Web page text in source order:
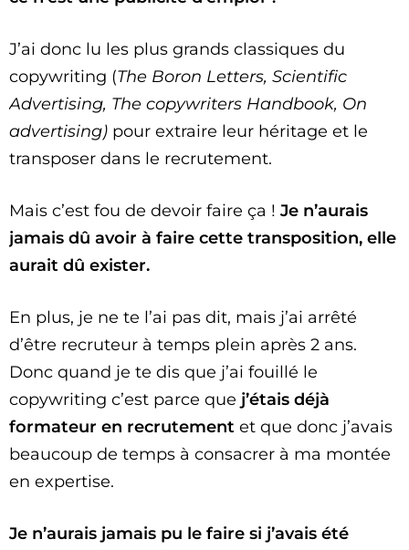
J’ai donc lu les plus grands classiques du
copywriting (The Boron Letters, Scientific
Advertising, The copywriters Handbook, On
advertising) pour extraire leur héritage et le
transposer dans le recrutement.
Mais c’est fou de devoir faire ça ! Je n’aurais
jamais dû avoir à faire cette transposition, elle
aurait dû exister.
En plus, je ne te l’ai pas dit, mais j’ai arrêté
d’être recruteur à temps plein après 2 ans.
Donc quand je te dis que j’ai fouillé le
copywriting c’est parce que j’étais déjà
formateur en recrutement et que donc j’avais
beaucoup de temps à consacrer à ma montée
en expertise.
Je n’aurais jamais pu le faire si j’avais été